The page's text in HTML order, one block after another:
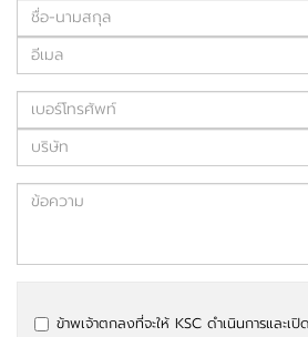
ข้าพเจ้าตกลงที่จะให้ KSC ดำเนินการและ